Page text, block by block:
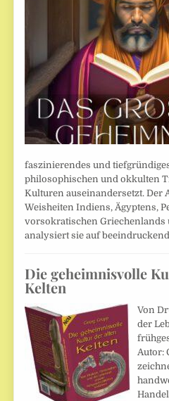
faszinierendes und
philosophischen und okkulten
Kulturen auseinandersetzt. Der
Weisheiten Indiens, Ägyptens,
vorsokratischen Griechenlands
analysiert sie auf
Die geheimnisvolle
Kelten
Von
der
Autor: